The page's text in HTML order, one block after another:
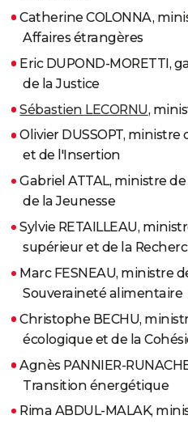
Catherine COLONNA,
Affaires étrangères
Eric DUPOND-MORETTI,
de la Justice
Sébastien LECORNU,
Olivier DUSSOPT,
et de l'Insertion
Gabriel ATTAL, ministre
de la Jeunesse
Sylvie RETAILLEAU,
supérieur et de la
Marc FESNEAU, ministre
Souveraineté alimentaire
Christophe BECHU,
écologique et de la
Agnès PANNIER-
Transition énergétique
Rima ABDUL-MALAK,